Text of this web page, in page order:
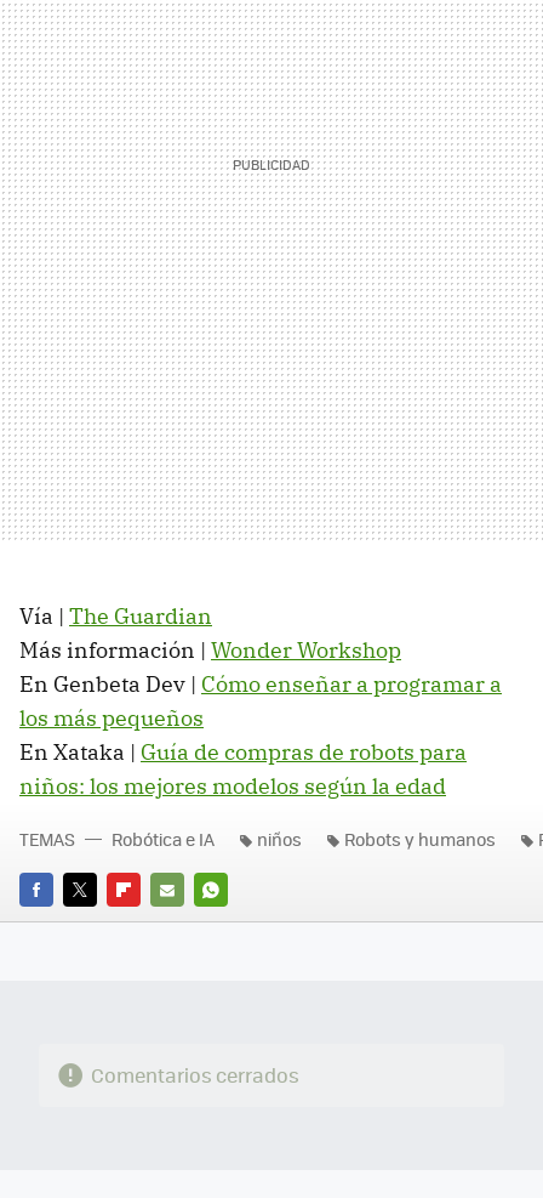
Vía | The Guardian
Más información | Wonder Workshop
En Genbeta Dev | Cómo enseñar a programar a
los más pequeños
En Xataka | Guía de compras de robots para
niños: los mejores modelos según la edad
FACEBOOK
TWITTERFLIPBOARD
E-
WHATSAPP
TEMAS Robótica e IA niños Robots y humanos
Comentarios cerrados